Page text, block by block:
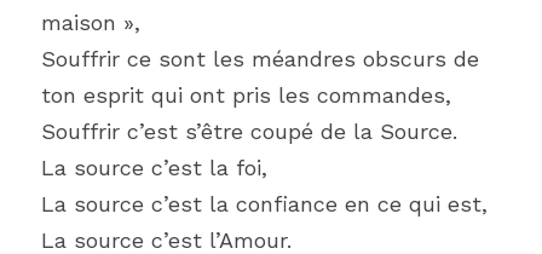
maison »,
Souffrir ce sont les méandres obscurs de
ton esprit qui ont pris les commandes,
Souffrir c’est s’être coupé de la Source.
La source c’est la foi,
La source c’est la confiance en ce qui est,
La source c’est l’Amour.